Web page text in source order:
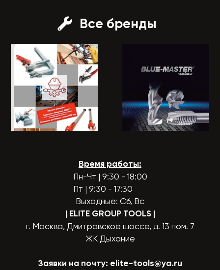
Все бренды
Время работы:
Пн-Чт | 9:30 - 18:00
Пт | 9:30 - 17:30
Выходные: Сб, Вс
| ELITE GROUP TOOLS |
г. Москва, Дмитровское шоссе, д. 13 пом. 7
ЖК Дыхание
Заявки на почту: elite-tools@ya.ru